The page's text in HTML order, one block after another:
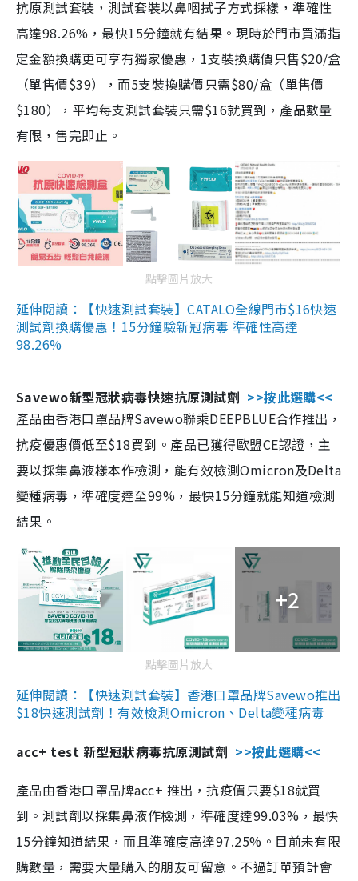
抗原測試套裝，測試套裝以鼻咽拭子方式採樣，準確性
高達98.26%，最快15分鐘就有結果。現時於門市買滿指
定金額換購更可享有獨家優惠，1支裝換購價只售$20/盒
（單售價$39），而5支裝換購價只需$80/盒（單售價
$180），平均每支測試套裝只需$16就買到，產品數量
有限，售完即止。
點擊圖片放大
延伸閱讀：【快速測試套裝】CATALO全線門市$16快速
測試劑換購優惠！15分鐘驗新冠病毒 準確性高達
98.26%
Savewo新型冠狀病毒快速抗原測試劑 >>按此選購<<
產品由香港口罩品牌Savewo聯乘DEEPBLUE合作推出，
抗疫優惠價低至$18買到。產品已獲得歐盟CE認證，主
要以採集鼻液樣本作檢測，能有效檢測Omicron及Delta
變種病毒，準確度達至99%，最快15分鐘就能知道檢測
結果。
+2
點擊圖片放大
延伸閱讀：【快速測試套裝】香港口罩品牌Savewo推出
$18快速測試劑！有效檢測Omicron、Delta變種病毒
acc+ test 新型冠狀病毒抗原測試劑 >>按此選購<<
產品由香港口罩品牌acc+ 推出，抗疫價只要$18就買
到。測試劑以採集鼻液作檢測，準確度達99.03%，最快
15分鐘知道結果，而且準確度高達97.25%。目前未有限
購數量，需要大量購入的朋友可留意。不過訂單預計會